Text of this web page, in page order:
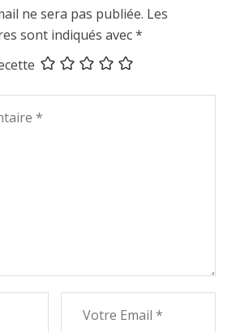
ne sera pas publiée. Les
sont indiqués avec*